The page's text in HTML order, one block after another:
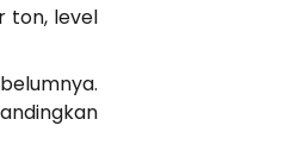
ton, level